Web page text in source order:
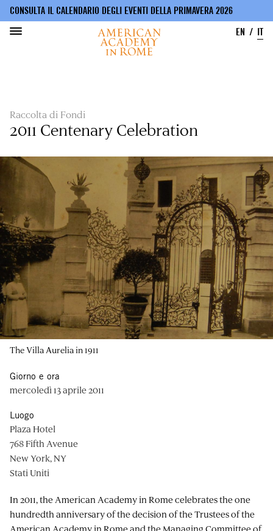
CONSULTA IL CALENDARIO DEGLI EVENTI DELLA PRIMAVERA 2026
EN
IT
Raccolta di Fondi
2011 Centenary Celebration
The Villa Aurelia in 1911
In 2011, the American Academy in Rome celebrates the one
hundredth anniversary of the decision of the Trustees of the
American Academy in Rome and the Managing Committee of
Giorno e ora
mercoledì 13 aprile 2011
Luogo
Plaza Hotel
768 Fifth Avenue
New York, NY
Stati Uniti